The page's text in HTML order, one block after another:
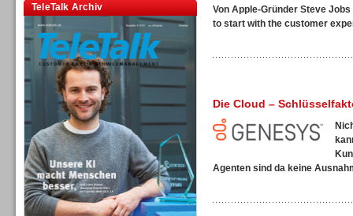
TeleTalk Archiv
Inbound
Inbound
Von Apple-Gründer Steve
to start with the customer
Die Cloud –
Agenten sind da keine